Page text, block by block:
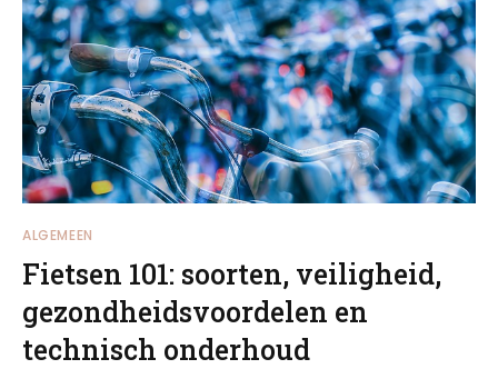
ALGEMEEN
Fietsen 101: soorten, veiligheid,
gezondheidsvoordelen en
technisch onderhoud